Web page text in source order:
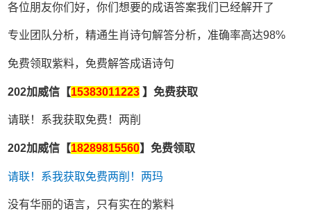
各位朋友你们好，你们想要的成语答案我们已经解开了
专业团队分析，精通生肖诗句解答分析，准确率高达98%
免费领取紫料，免费解答成语诗句
202加威信【15383011223 】免费获取
请联！系我获取免费！两削
202加威信【18289815560】免费领取
请联！系我获取免费两削！两玛
没有华丽的语言，只有实在的紫料